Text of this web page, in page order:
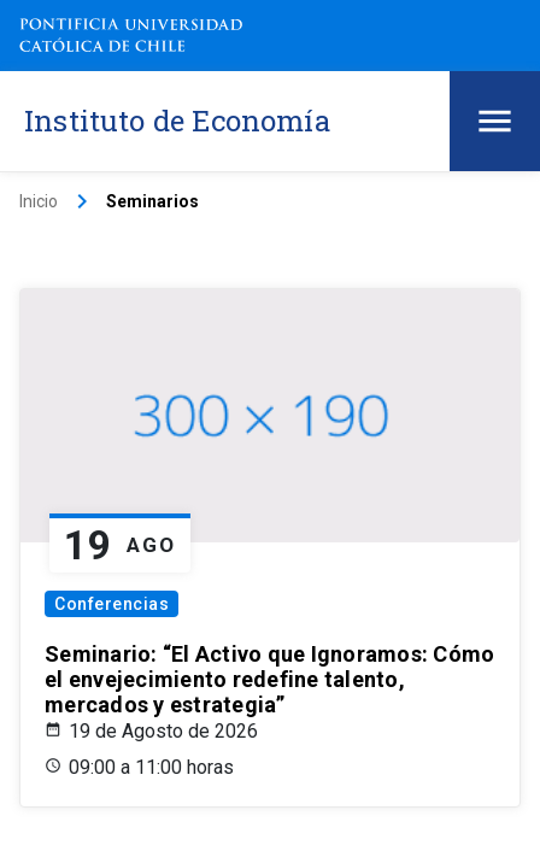
Instituto de Economía
Inicio keyboard_arrow_right Seminarios
19 AGO
Conferencias
Seminario: “El Activo que Ignoramos: Cómo
el envejecimiento redefine talento,
mercados y estrategia”
19 de Agosto de 2026
09:00 a 11:00 horas